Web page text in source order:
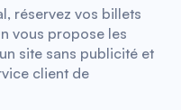
réservez vos billets
vous propose les
site sans publicité et
client de